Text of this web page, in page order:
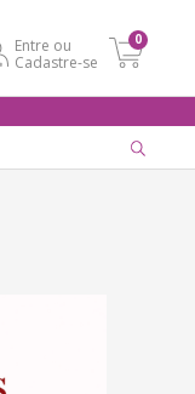
Entre ou
Cadastre-se
0